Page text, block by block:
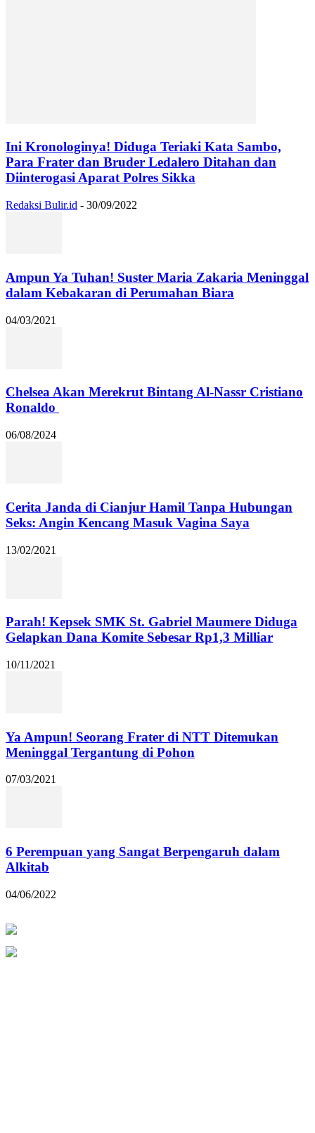
Ini Kronologinya! Diduga Teriaki Kata Sambo,
Para Frater dan Bruder Ledalero Ditahan dan
Diinterogasi Aparat Polres Sikka
Redaksi Bulir.id - 30/09/2022
Ampun Ya Tuhan! Suster Maria Zakaria Meninggal
dalam Kebakaran di Perumahan Biara
04/03/2021
Chelsea Akan Merekrut Bintang Al-Nassr Cristiano
Ronaldo
06/08/2024
Cerita Janda di Cianjur Hamil Tanpa Hubungan
Seks: Angin Kencang Masuk Vagina Saya
13/02/2021
Parah! Kepsek SMK St. Gabriel Maumere Diduga
Gelapkan Dana Komite Sebesar Rp1,3 Milliar
10/11/2021
Ya Ampun! Seorang Frater di NTT Ditemukan
Meninggal Tergantung di Pohon
07/03/2021
6 Perempuan yang Sangat Berpengaruh dalam
Alkitab
04/06/2022